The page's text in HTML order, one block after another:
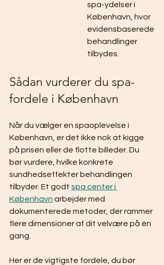
spa-ydelser i
København, hvor
evidensbaserede
behandlinger
tilbydes.
Sådan vurderer du spa-
fordele i København
Når du vælger en spaoplevelse i
København, er det ikke nok at kigge
på prisen eller de flotte billeder. Du
bør vurdere, hvilke konkrete
sundhedseffekter behandlingen
tilbyder. Et godt spa center i
København arbejder med
dokumenterede metoder, der rammer
flere dimensioner af dit velvære på én
gang.
Her er de vigtigste fordele, du bør